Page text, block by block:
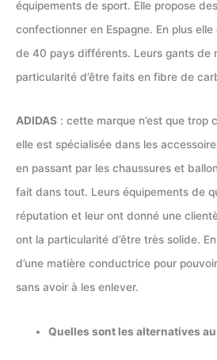
équipements de sport. Elle propose
confectionner en Espagne. En plus
de 40 pays différents. Leurs gants de
particularité d’être faits en fibre de
ADIDAS : cette marque n’est que trop
elle est spécialisée dans les
en passant par les chaussures et
fait dans tout. Leurs équipements de
réputation et leur ont donné une
ont la particularité d’être très solide.
d’une matière conductrice pour
sans avoir à les enlever.
Quelles sont les alternatives